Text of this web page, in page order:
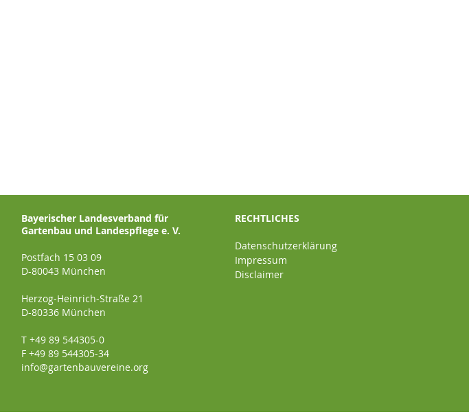
Bayerischer Landesverband für
Gartenbau und Landespflege e. V.
Postfach 15 03 09
D-80043 München
Herzog-Heinrich-Straße 21
D-80336 München
T +49 89 544305-0
F +49 89 544305-34
info@gartenbauvereine.org
RECHTLICHES
Datenschutzerklärung
Impressum
Disclaimer